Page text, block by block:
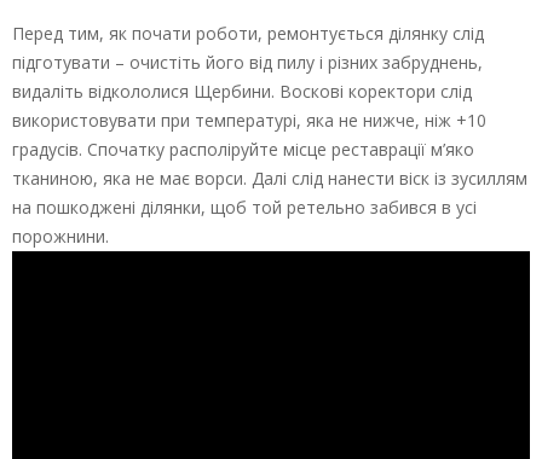
Перед тим, як почати роботи, ремонтується ділянку слід
підготувати – очистіть його від пилу і різних забруднень,
видаліть відкололися Щербини. Воскові коректори слід
використовувати при температурі, яка не нижче, ніж +10
градусів. Спочатку располіруйте місце реставрації м’яко
тканиною, яка не має ворси. Далі слід нанести віск із зусиллям
на пошкоджені ділянки, щоб той ретельно забився в усі
порожнини.